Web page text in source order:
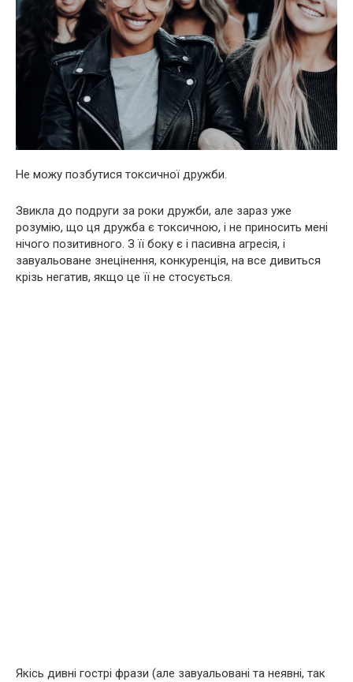
Не можу позбутися токсичної дружби.
Звикла до подруги за роки дружби, але зараз уже
розумію, що ця дружба є токсичною, і не приносить мені
нічого позитивного. З її боку є і пасивна агресія, і
завуальоване знецінення, конкуренція, на все дивиться
крізь негатив, якщо це її не стосується.
Якісь дивні гострі фрази (але завуальовані та неявні, так